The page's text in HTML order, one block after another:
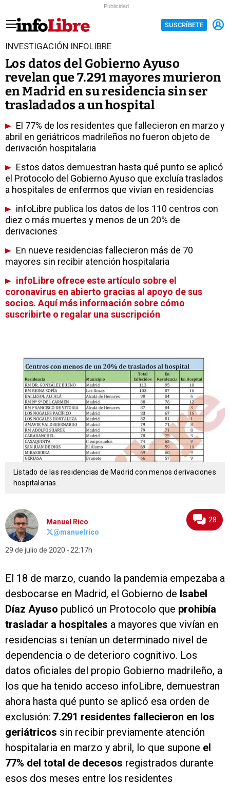
Publicidad
SUSCRÍBETE
INVESTIGACIÓN INFOLIBRE
Los datos del Gobierno Ayuso
revelan que 7.291 mayores murieron
en Madrid en su residencia sin ser
trasladados a un hospital
El 77% de los residentes que fallecieron en marzo y
abril en geriátricos madrileños no fueron objeto de
derivación hospitalaria
Estos datos demuestran hasta qué punto se aplicó
el Protocolo del Gobierno Ayuso que excluía traslados
a hospitales de enfermos que vivían en residencias
infoLibre publica los datos de los 110 centros con
diez o más muertes y menos de un 20% de
derivaciones
En nueve residencias fallecieron más de 70
mayores sin recibir atención hospitalaria
infoLibre ofrece este artículo sobre el
coronavirus en abierto gracias al apoyo de sus
socios. Aquí más información sobre cómo
suscribirte o regalar una suscripción
Listado de las residencias de Madrid con menos derivaciones
hospitalarias.
Manuel Rico
@manuelrico
29 de julio de 2020 22:17h
28
El 18 de marzo, cuando la pandemia empezaba a
desbocarse en Madrid, el Gobierno de Isabel
Díaz Ayuso publicó un Protocolo que prohibía
trasladar a hospitales a mayores que vivían en
residencias si tenían un determinado nivel de
dependencia o de deterioro cognitivo. Los
datos oficiales del propio Gobierno madrileño, a
los que ha tenido acceso infoLibre, demuestran
ahora hasta qué punto se aplicó esa orden de
exclusión: 7.291 residentes fallecieron en los
geriátricos sin recibir previamente atención
hospitalaria en marzo y abril, lo que supone el
77% del total de decesos registrados durante
esos dos meses entre los residentes